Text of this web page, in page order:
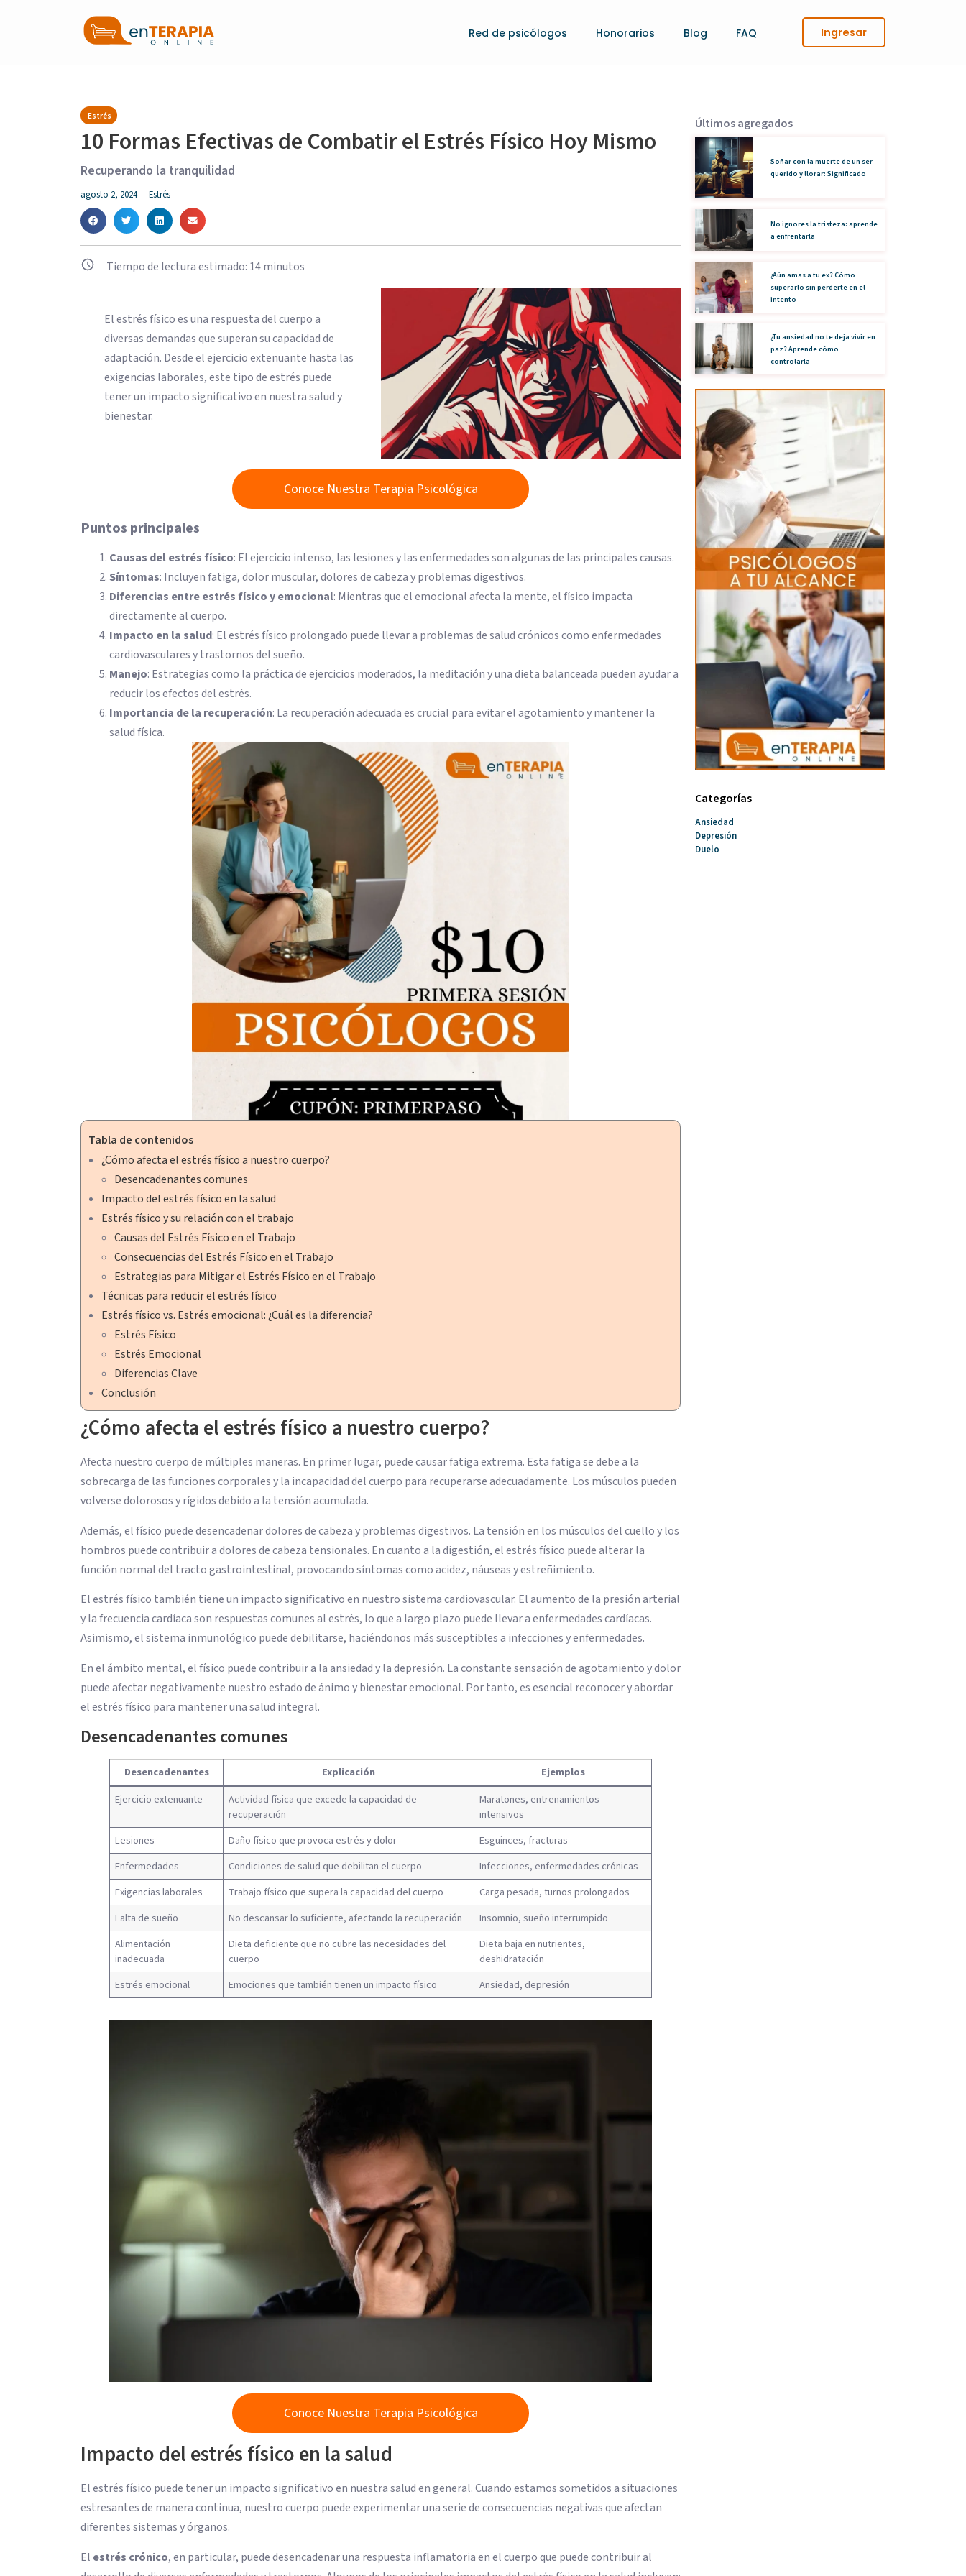
Red de psicólogos Honorarios Blog FAQ Ingresar
Estrés
10 Formas Efectivas de Combatir el Estrés Físico Hoy Mismo
Recuperando la tranquilidad
agosto 2, 2024 Estrés
Tiempo de lectura estimado: 14minutos
El estrés físico es una respuesta del cuerpo a
diversas demandas que superan su capacidad de
adaptación. Desde el ejercicio extenuante hasta las
exigencias laborales, este tipo de estrés puede
tener un impacto significativo en nuestra salud y
bienestar.
Conoce Nuestra Terapia Psicológica
Puntos principales
Causas del estrés físico: El ejercicio intenso, las lesiones y las enfermedades son algunas de las principales causas.
Síntomas: Incluyen fatiga, dolor muscular, dolores de cabeza y problemas digestivos.
Diferencias entre estrés físico y emocional: Mientras que el emocional afecta la mente, el físico impacta
directamente al cuerpo.
Impacto en la salud: El estrés físico prolongado puede llevar a problemas de salud crónicos como enfermedades
cardiovasculares y trastornos del sueño.
Manejo: Estrategias como la práctica de ejercicios moderados, la meditación y una dieta balanceada pueden ayudar a
reducir los efectos del estrés.
Importancia de la recuperación: La recuperación adecuada es crucial para evitar el agotamiento y mantener la
salud física.
Tabla de contenidos
¿Cómo afecta el estrés físico a nuestro cuerpo?
Desencadenantes comunes
Impacto del estrés físico en la salud
Estrés físico y su relación con el trabajo
Causas del Estrés Físico en el Trabajo
Consecuencias del Estrés Físico en el Trabajo
Estrategias para Mitigar el Estrés Físico en el Trabajo
Técnicas para reducir el estrés físico
Estrés físico vs. Estrés emocional: ¿Cuál es la diferencia?
Estrés Físico
Estrés Emocional
Diferencias Clave
Conclusión
¿Cómo afecta el estrés físico a nuestro cuerpo?
Afecta nuestro cuerpo de múltiples maneras. En primer lugar, puede causar fatiga extrema. Esta fatiga se debe a la
sobrecarga de las funciones corporales y la incapacidad del cuerpo para recuperarse adecuadamente. Los músculos pueden
volverse dolorosos y rígidos debido a la tensión acumulada.
Además, el físico puede desencadenar dolores de cabeza y problemas digestivos. La tensión en los músculos del cuello y los
hombros puede contribuir a dolores de cabeza tensionales. En cuanto a la digestión, el estrés físico puede alterar la
función normal del tracto gastrointestinal, provocando síntomas como acidez, náuseas y estreñimiento.
El estrés físico también tiene un impacto significativo en nuestro sistema cardiovascular. El aumento de la presión arterial
y la frecuencia cardíaca son respuestas comunes al estrés, lo que a largo plazo puede llevar a enfermedades cardíacas.
Asimismo, el sistema inmunológico puede debilitarse, haciéndonos más susceptibles a infecciones y enfermedades.
En el ámbito mental, el físico puede contribuir a la ansiedad y la depresión. La constante sensación de agotamiento y dolor
puede afectar negativamente nuestro estado de ánimo y bienestar emocional. Por tanto, es esencial reconocer y abordar
el estrés físico para mantener una salud integral.
Desencadenantes comunes
Desencadenantes Explicación
Ejemplos
Ejercicio extenuante
Actividad física que excede la capacidad de
recuperación
Maratones, entrenamientos
intensivos
Lesiones
Daño físico que provoca estrés y dolor
Esguinces, fracturas
Enfermedades
Condiciones de salud que debilitan el cuerpo
Infecciones, enfermedades crónicas
Exigencias laborales
Trabajo físico que supera la capacidad del cuerpo
Carga pesada, turnos prolongados
Falta de sueño
No descansar lo suficiente, afectando la recuperación
Insomnio, sueño interrumpido
Alimentación
inadecuada
Dieta deficiente que no cubre las necesidades del
cuerpo
Dieta baja en nutrientes,
deshidratación
Estrés emocional
Emociones que también tienen un impacto físico Ansiedad, depresión
Conoce Nuestra Terapia Psicológica
Impacto del estrés físico en la salud
El estrés físico puede tener un impacto significativo en nuestra salud en general. Cuando estamos sometidos a situaciones
estresantes de manera continua, nuestro cuerpo puede experimentar una serie de consecuencias negativas que afectan
diferentes sistemas y órganos.
El estrés crónico, en particular, puede desencadenar una respuesta inflamatoria en el cuerpo que puede contribuir al
Últimos agregados
Soñar con la muerte de un ser
querido y llorar: Significado
No ignores la tristeza: aprende
a enfrentarla
¿Aún amas a tu ex? Cómo
superarlo sin perderte en el
intento
¿Tu ansiedad no te deja vivir en
paz? Aprende cómo
controlarla
Categorías
Ansiedad
Depresión
Duelo